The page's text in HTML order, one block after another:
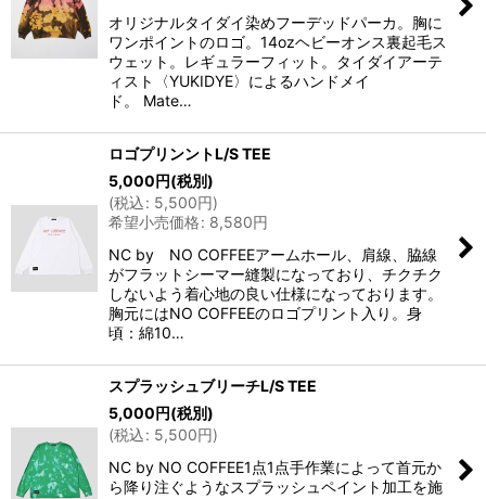
オリジナルタイダイ染めフーデッドパーカ。胸に
ワンポイントのロゴ。14ozヘビーオンス裏起毛ス
ウェット。レギュラーフィット。タイダイアーテ
ィスト〈YUKIDYE〉によるハンドメイ
ド。 Mate…
ロゴプリンントL/S TEE
5,000円(税別)
(税込: 5,500円)
希望小売価格: 8,580円
NC by NO COFFEEアームホール、肩線、脇線
がフラットシーマー縫製になっており、チクチク
しないよう着心地の良い仕様になっております。
胸元にはNO COFFEEのロゴプリント入り。身
頃：綿10…
スプラッシュブリーチL/S TEE
5,000円(税別)
(税込: 5,500円)
NC by NO COFFEE1点1点手作業によって首元か
ら降り注ぐようなスプラッシュペイント加工を施